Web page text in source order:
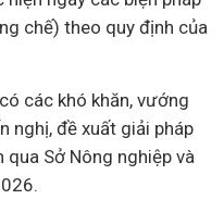
chế) theo quy định của
các khó khăn, vướng
nghị, đề xuất giải pháp
qua Sở Nông nghiệp và